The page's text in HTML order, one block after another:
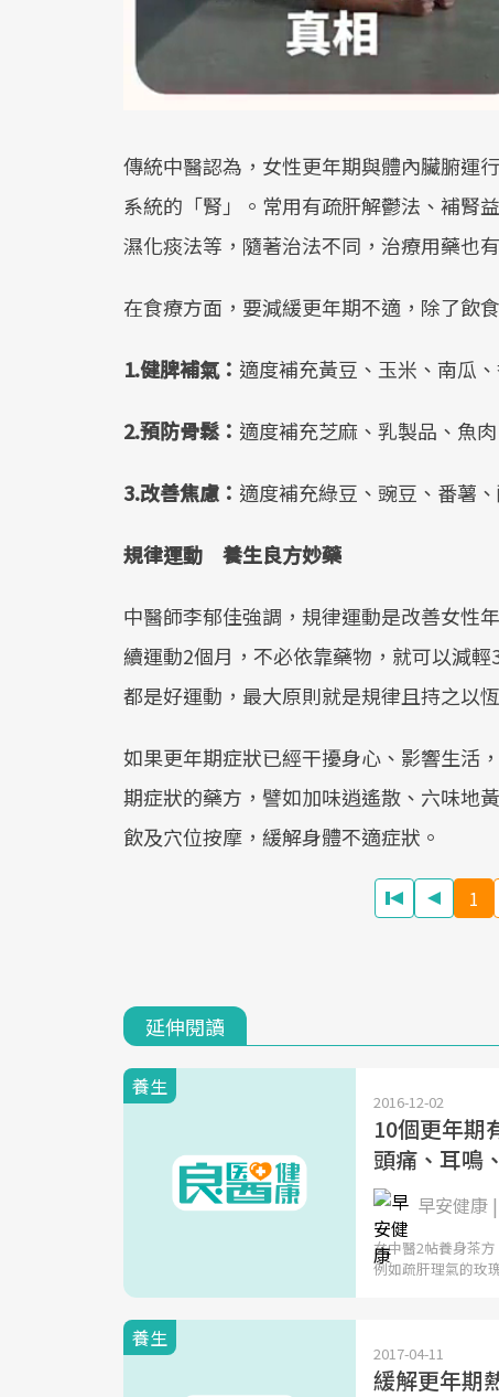
傳統中醫認為，女性更年期與體內臟腑運
系統的「腎」。常用有疏肝解鬱法、補腎
濕化痰法等，隨著治法不同，治療用藥也
在食療方面，要減緩更年期不適，除了飲
1.健脾補氣： 適度補充黃豆、玉米、南瓜
2.預防骨鬆： 適度補充芝麻、乳製品、魚
3.改善焦慮： 適度補充綠豆、豌豆、番薯
規律運動 養生良方妙藥
中醫師李郁佳強調，規律運動是改善女性
續運動2個月，不必依靠藥物，就可以減
都是好運動，最大原則就是規律且持之以恆
如果更年期症狀已經干擾身心、影響生活
期症狀的藥方，譬如加味逍遙散、六味地
飲及穴位按摩，緩解身體不適症狀。
1
延伸閱讀
養生
2016-12-02
10個更年期
頭痛、耳鳴
早安健康
女中醫2帖養身茶
例如疏肝理氣的玫
養生
2017-04-11
緩解更年期